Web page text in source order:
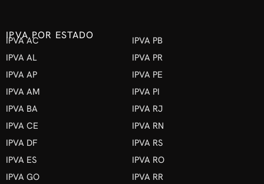
IPVA POR ESTADO
IPVA AC
IPVA AL
IPVA AP
IPVA AM
IPVA BA
IPVA CE
IPVA DF
IPVA ES
IPVA GO
IPVA PB
IPVA PR
IPVA PE
IPVA PI
IPVA RJ
IPVA RN
IPVA RS
IPVA RO
IPVA RR